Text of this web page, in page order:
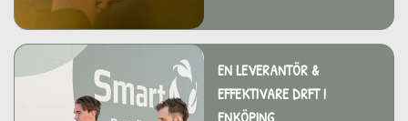
EN LEVERANTÖR &
EFFEKTIVARE DRFTI